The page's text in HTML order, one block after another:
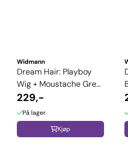
Widmann
Dream Hair: Playboy
Wig + Moustache Grey
- L9197
229,-
På lager
Kjøp